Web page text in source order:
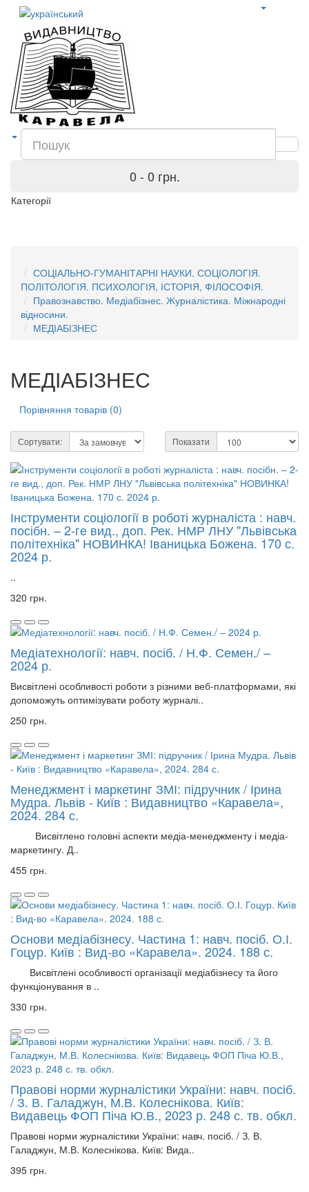
0 - 0 грн.
Категорії
СОЦІАЛЬНО-ГУМАНІТАРНІ НАУКИ. СОЦІОЛОГІЯ.
ПОЛІТОЛОГІЯ. ПСИХОЛОГІЯ, ІСТОРІЯ, ФІЛОСОФІЯ.
Правознавство. Медіабізнес. Журналістика. Міжнародні
відносини.
МЕДІАБІЗНЕС
МЕДІАБІЗНЕС
Порівняння товарів (0)
Сортувати: Показати
Інструменти соціології в роботі журналіста : навч.
посібн. – 2-ге вид., доп. Рек. НМР ЛНУ "Львівська
політехніка" НОВИНКА! Іваницька Божена. 170 с.
2024 р.
..
320 грн.
Медіатехнології: навч. посіб. / Н.Ф. Семен./ –
2024 р.
Висвітлені особливості роботи з різними веб-платформами, які
допоможуть оптимізувати роботу журналі..
250 грн.
Менеджмент і маркетинг ЗМІ: підручник / Ірина
Мудра. Львів - Київ : Видавництво «Каравела»,
2024. 284 с.
Висвітлено головні аспекти медіа-менеджменту і медіа-
маркетингу. Д..
455 грн.
Основи медіабізнесу. Частина 1: навч. посіб. О.І.
Гоцур. Київ : Вид-во «Каравела». 2024. 188 с.
Висвітлені особливості організації медіабізнесу та його
функціонування в ..
330 грн.
Правові норми журналістики України: навч. посіб.
/ З. В. Галаджун, М.В. Колеснікова. Київ:
Видавець ФОП Піча Ю.В., 2023 р. 248 с. тв. обкл.
Правові норми журналістики України: навч. посіб. / З. В.
Галаджун, М.В. Колеснікова. Київ: Вида..
395 грн.